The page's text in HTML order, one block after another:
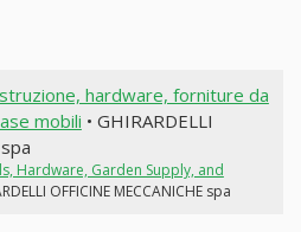
hardware, forniture da
mobili • GHIRARDELLI
Hardware, Garden Supply, and
OFFICINE MECCANICHE spa